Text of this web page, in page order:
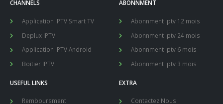
CHANNELS
Application IPTV Smart TV
Deplux IPTV
Application IPTV Android
Boitier IPTV
ABONNMENT
Abonnment iptv 12 mois
Abonnment iptv 24 mois
Abonnment iptv 6 mois
Abonnment iptv 3 mois
USEFUL LINKS
Remboursment
EXTRA
Contactez Nous